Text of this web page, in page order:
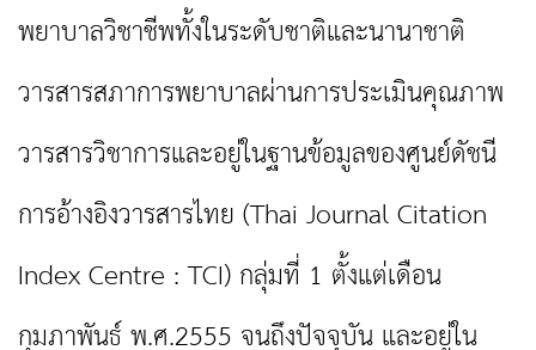
พยาบาลวิชาชีพทั้งในระดับชาติและนานาชาติ
วารสารสภาการพยาบาลผ่านการประเมินคุณภาพ
วารสารวิชาการและอยู่ในฐานข้อมูลของศูนย์ดัชนี
การอ้างอิงวารสารไทย (Thai Journal Citation
Index Centre : TCI)กลุ่มที่ 1 ตั้งแต่เดือน
กุมภาพันธ์ พ.ศ.2555 จนถึงปัจจุบัน และอยู่ใน